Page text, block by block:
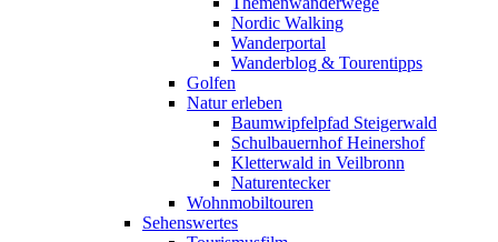
Nordic Walking
Wanderportal
Wanderblog & Tourentipps
Golfen
Natur erleben
Baumwipfelpfad Steigerwald
Schulbauernhof Heinershof
Kletterwald in Veilbronn
Naturentecker
Wohnmobiltouren
Sehenswertes